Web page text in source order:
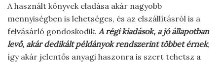
A használt könyvek eladása akár nagyobb
mennyiségben is lehetséges, és az elszállításról is a
felvásárló gondoskodik. A régi kiadások, a jó állapotban
levő, akár dedikált példányok rendszerint többet érnek,
így akár jelentős anyagi haszonra is szert tehetsz a